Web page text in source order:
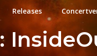
Releases